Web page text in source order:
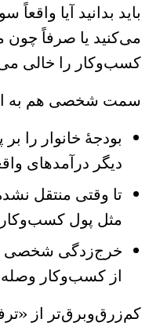
باید بدانید آیا واقعاً
می‌کنید یا صرفاً چون
کسب‌وکار را خالی
سمت شخصی هم به
بودجهٔ خانوار را
دیگر درآمدهای
تا وقتی منتقل
مثل پول کسب‌وکار
خرج‌زدگی شخصی
از کسب‌وکار وصله
کم‌زرق‌وبرق‌تر از